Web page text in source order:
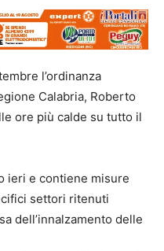
l’ordinanza
Calabria, Roberto
ore più calde su tutto il
ieri e contiene misure
settori ritenuti
dell’innalzamento delle